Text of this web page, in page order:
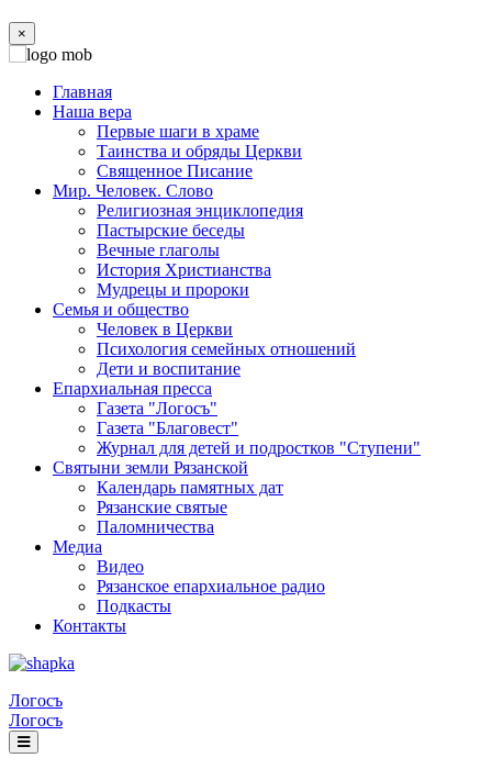
×
Главная
Наша вера
Первые шаги в храме
Таинства и обряды Церкви
Священное Писание
Мир. Человек. Слово
Религиозная энциклопедия
Пастырские беседы
Вечные глаголы
История Христианства
Мудрецы и пророки
Семья и общество
Человек в Церкви
Психология семейных отношений
Дети и воспитание
Епархиальная пресса
Газета "Логосъ"
Газета "Благовест"
Журнал для детей и подростков "Ступени"
Святыни земли Рязанской
Календарь памятных дат
Рязанские святые
Паломничества
Медиа
Видео
Рязанское епархиальное радио
Подкасты
Контакты
Логосъ
Логосъ